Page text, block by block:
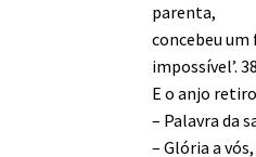
parenta,
concebeu um
impossível’.
E o anjo
– Palavra da
– Glória a